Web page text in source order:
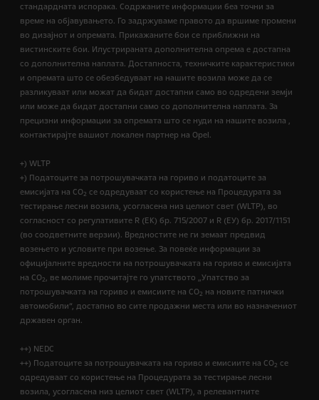
стандардната испорака. Содржаните информации беа точни за
време на објавувањето. Го задржуваме правото да вршиме промени
во дизајнот и опремата. Прикажаните бои се приближни на
вистинските бои. Илустрираната дополнителна опрема е достапна
со дополнителна наплата. Достапноста, техничките карактеристики
и опремата што се обезбедуваат на нашите возила може да се
разликуваат или можат да бидат достапни само во одредени земји
или може да бидат достапни само со дополнителна наплата. За
прецизни информации за опремата што се нуди на нашите возила ,
контактирајте вашиот локален партнер на Opel.
+) WLTP
+) Податоците за потрошувачката на гориво и податоците за
емисијата на CO2 се одредуваат со користење на Процедурата за
тестирање лесни возила, усогласена низ целиот свет (WLTP), во
согласност со регулативите R (EК) бр. 715/2007 и R (ЕУ) бр. 2017/1151
(во соодветните верзии). Вредностите не ги земаат предвид
возењето и условите при возење. За повеќе информации за
официјалните вредности на потрошувачката на гориво и емисијата
на CO2, ве молиме прочитајте го упатството „Упатство за
потрошувачката на гориво и емисиите на CO2 на новите патнички
автомобили“, достапно во сите продажни места или во назначениот
државен орган.
++) NEDC
++) Податоците за потрошувачката на гориво и емисиите на CO2 се
одредуваат со користење на Процедурата за тестирање лесни
возила, усогласена низ целиот свет (WLTP), а релевантните